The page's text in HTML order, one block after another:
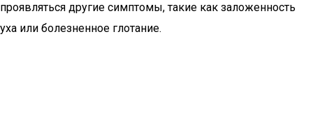
проявляться другие симптомы, такие как заложенность
уха или болезненное глотание.